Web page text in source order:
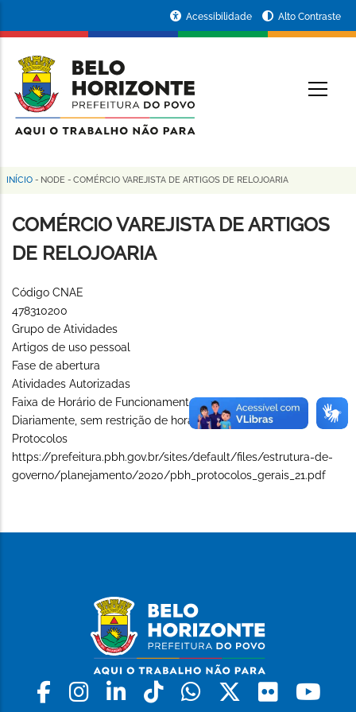
conteúdo
principal
da
Prefeitura
de
Horizonte
Acessibilidade Alto Contraste
Trilha
de
navegação
INÍCIO - NODE - COMÉRCIO VAREJISTA DE ARTIGOS DE RELOJOARIA
COMÉRCIO VAREJISTA DE ARTIGOS
DE RELOJOARIA
Código CNAE
478310200
Grupo de Atividades
Artigos de uso pessoal
Fase de abertura
Atividades Autorizadas
Faixa de Horário de Funcionamento (Long)
Diariamente, sem restrição de horário
Protocolos
https://prefeitura.pbh.gov.br/sites/default/files/estrutura-de-
governo/planejamento/2020/pbh_protocolos_gerais_21.pdf
Facebook
Instagram
LinkedinTiktokWhatsapp
X Flickr